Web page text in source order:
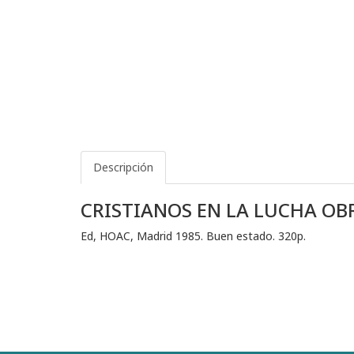
Descripción
CRISTIANOS EN LA LUCHA
Ed, HOAC, Madrid 1985. Buen estado. 320p.